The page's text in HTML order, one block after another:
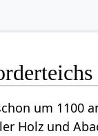
um 1100
Holz und